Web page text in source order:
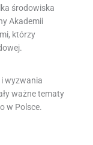
środowiska
Akademii
którzy
wyzwania
ważne tematy
w Polsce.